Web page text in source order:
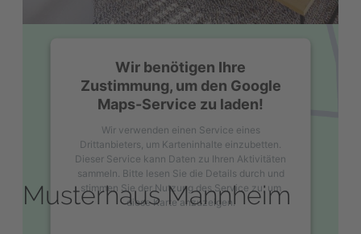
Wir benötigen Ihre
Zustimmung, um den Google
Maps-Service zu laden!
Wir verwenden einen Service eines
Drittanbieters, um Karteninhalte einzubetten.
Dieser Service kann Daten zu Ihren Aktivitäten
sammeln. Bitte lesen Sie die Details durch und
stimmen Sie der Nutzung des Service zu, um
diese Karte anzuzeigen.
Musterhaus Mannheim